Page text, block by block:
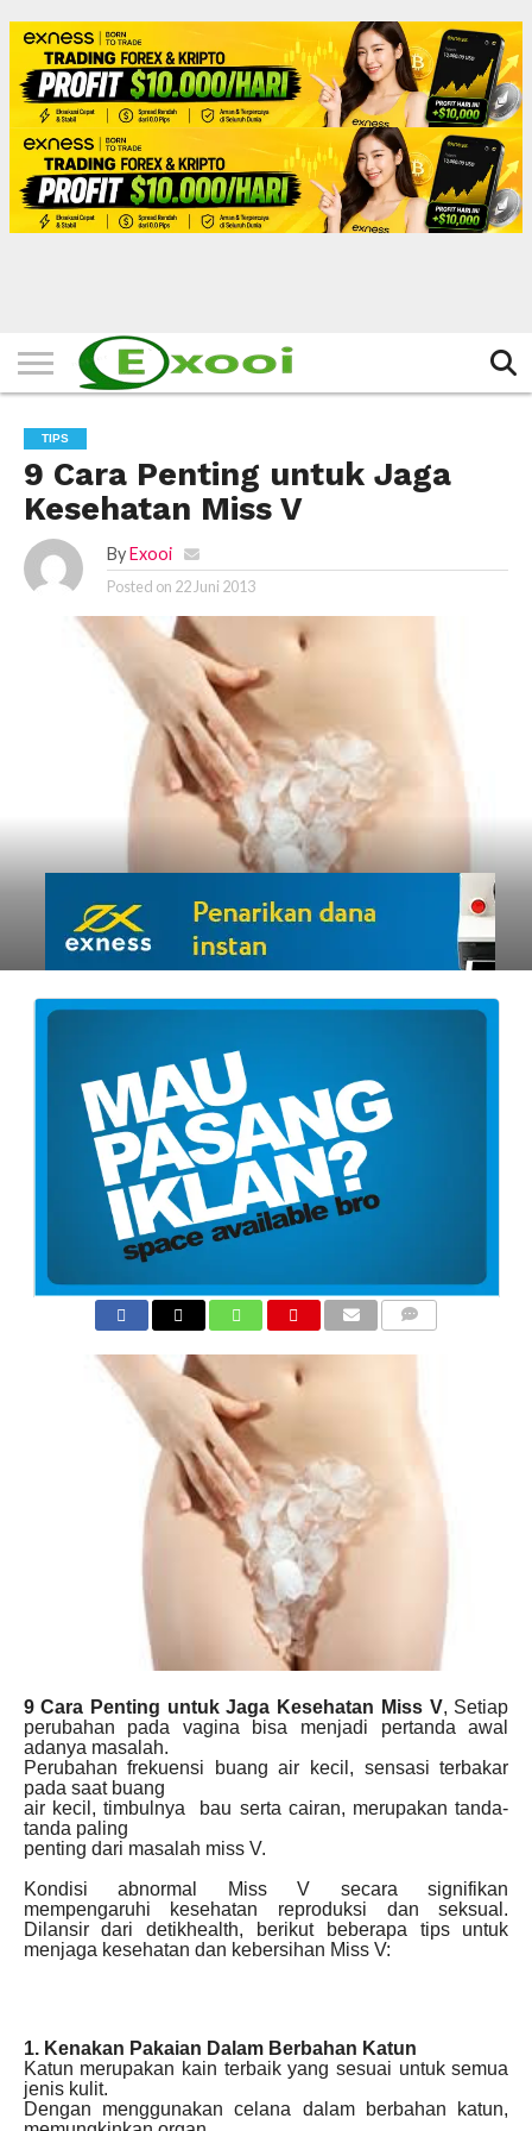
HOME
FILTER
BERITA
BIODATA
CERITA
CERPEN
EKSKLUSIF
FOTO
VIDEO
TIPS
MORE
TIPS
9 Cara Penting untuk Jaga
Kesehatan Miss V
By Exooi
Posted on 22 Juni 2013
9 Cara Penting untuk Jaga Kesehatan Miss V, Setiap
perubahan pada vagina bisa menjadi pertanda awal
adanya masalah.
Perubahan frekuensi buang air kecil, sensasi terbakar
pada saat buang
air kecil, timbulnya bau serta cairan, merupakan tanda-
tanda paling
penting dari masalah miss V.
Kondisi abnormal Miss V secara signifikan
mempengaruhi kesehatan reproduksi dan seksual.
Dilansir dari detikhealth, berikut beberapa tips untuk
menjaga kesehatan dan kebersihan Miss V:
1. Kenakan Pakaian Dalam Berbahan Katun
Katun merupakan kain terbaik yang sesuai untuk semua
jenis kulit.
Dengan menggunakan celana dalam berbahan katun,